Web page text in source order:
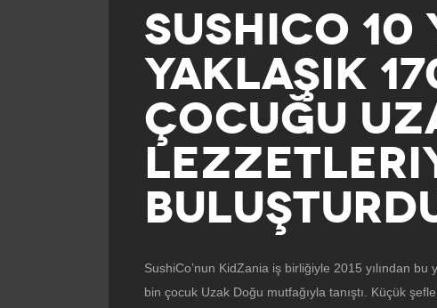
SUSHICO 10
YAKLAŞIK
ÇOCUĞU
SushiCo’nun KidZania iş birliğiyle 2015 yılından
bin çocuk Uzak Doğu mutfağıyla tanıştı. Küçük